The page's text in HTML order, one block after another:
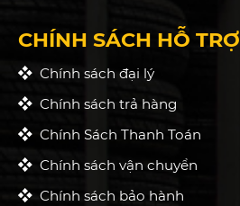
CHÍNH SÁCH HỖ TRỢ
Chính sách đại lý
Chính sách trả hàng
Chính Sách Thanh Toán
Chính sách vận chuyển
Chính sách bảo hành